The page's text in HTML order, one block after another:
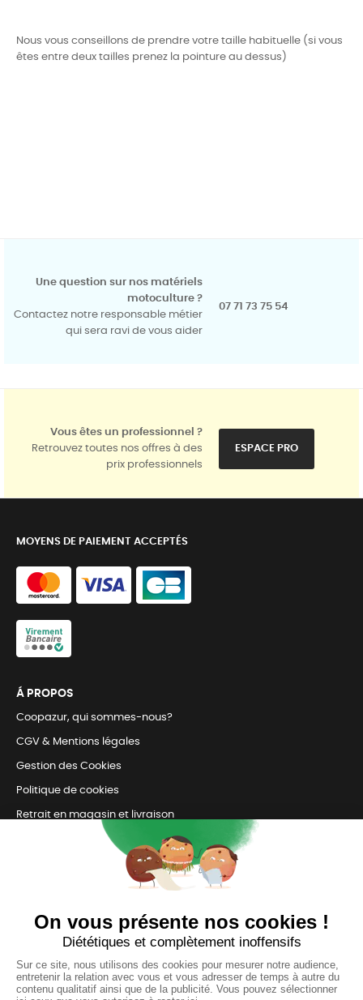
Nous vous conseillons de prendre votre taille habituelle (si vous
êtes entre deux tailles prenez la pointure au dessus)
Une question sur nos matériels
motoculture ?
Contactez notre responsable métier
qui sera ravi de vous aider
07 71 73 75 54
Vous êtes un professionnel ?
Retrouvez toutes nos offres à des
prix professionnels
ESPACE PRO
MOYENS DE PAIEMENT ACCEPTÉS
Á PROPOS
Coopazur, qui sommes-nous?
CGV & Mentions légales
Gestion des Cookies
Politique de cookies
Retrait en magasin et livraison
Nous sommes connectés
pour répondre à tous vos besoins
SUIVEZ-NOUS